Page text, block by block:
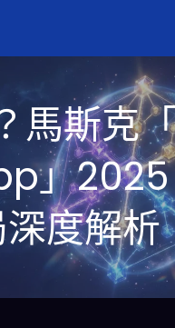
馬斯克
」
度解析